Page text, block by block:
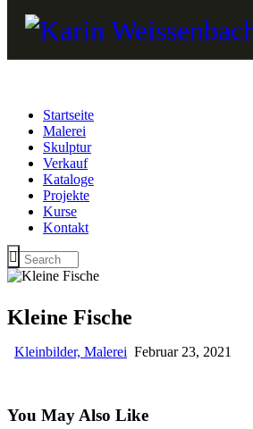
Startseite
Malerei
Skulptur
Verkauf
Kataloge
Projekte
Kurse
Kontakt
Kleine Fische
Kleinbilder, Malerei Februar 23, 2021
You May Also Like